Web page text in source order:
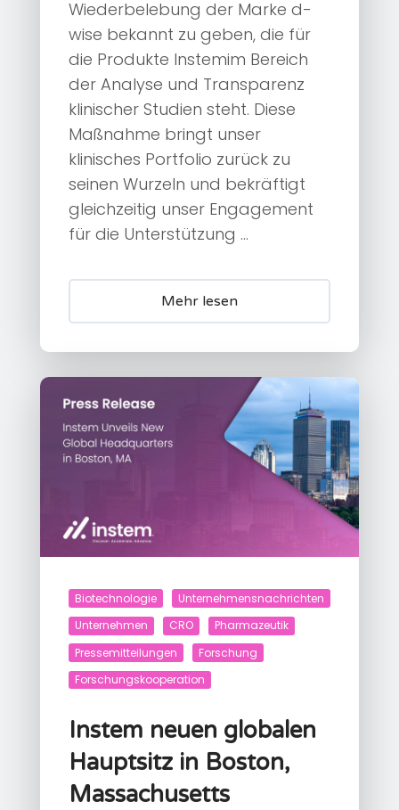
Wiederbelebung der Marke d-
wise bekannt zu geben, die für
die Produkte Instemim Bereich
der Analyse und Transparenz
klinischer Studien steht. Diese
Maßnahme bringt unser
klinisches Portfolio zurück zu
seinen Wurzeln und bekräftigt
gleichzeitig unser Engagement
für die Unterstützung ...
Mehr lesen
Biotechnologie
Unternehmensnachrichten
Unternehmen
CRO
Pharmazeutik
Pressemitteilungen
Forschung
Forschungskooperation
Instem neuen globalen
Hauptsitz in Boston,
Massachusetts